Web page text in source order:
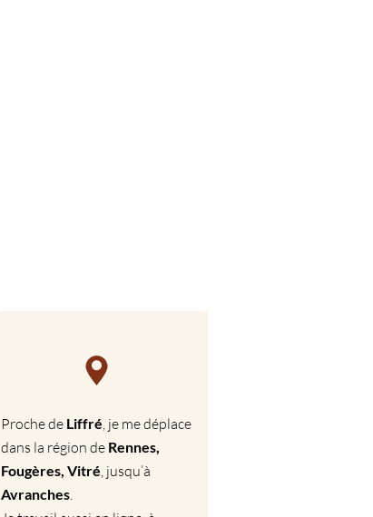
Proche de Liffré, je me déplace
dans la région de Rennes,
Fougères, Vitré, jusqu’à
Avranches.